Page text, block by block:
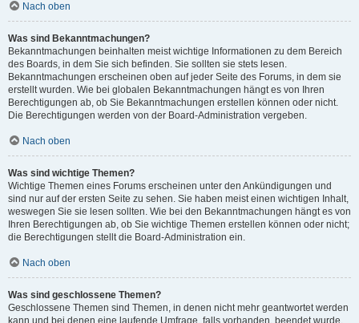
Nach oben
Was sind Bekanntmachungen?
Bekanntmachungen beinhalten meist wichtige Informationen zu dem Bereich
des Boards, in dem Sie sich befinden. Sie sollten sie stets lesen.
Bekanntmachungen erscheinen oben auf jeder Seite des Forums, in dem sie
erstellt wurden. Wie bei globalen Bekanntmachungen hängt es von Ihren
Berechtigungen ab, ob Sie Bekanntmachungen erstellen können oder nicht.
Die Berechtigungen werden von der Board-Administration vergeben.
Nach oben
Was sind wichtige Themen?
Wichtige Themen eines Forums erscheinen unter den Ankündigungen und
sind nur auf der ersten Seite zu sehen. Sie haben meist einen wichtigen Inhalt,
weswegen Sie sie lesen sollten. Wie bei den Bekanntmachungen hängt es von
Ihren Berechtigungen ab, ob Sie wichtige Themen erstellen können oder nicht;
die Berechtigungen stellt die Board-Administration ein.
Nach oben
Was sind geschlossene Themen?
Geschlossene Themen sind Themen, in denen nicht mehr geantwortet werden
kann und bei denen eine laufende Umfrage, falls vorhanden, beendet wurde.